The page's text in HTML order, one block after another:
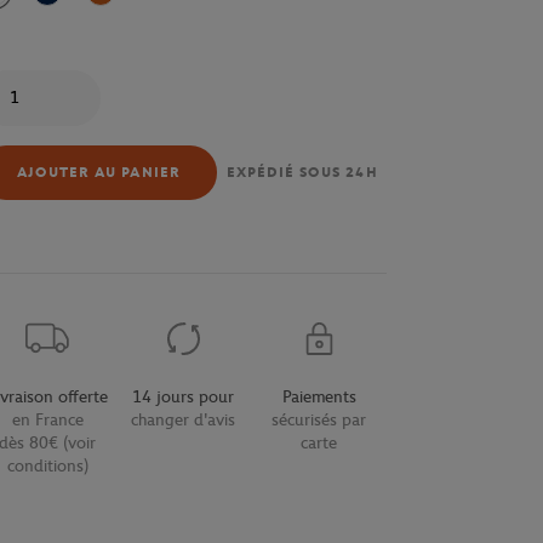
AJOUTER AU PANIER EXPÉDIÉ SOUS 24H
offerte
en France
dès 80€ (voir
conditions)
14 jours pour
changer d'avis
Paiements
sécurisés par
carte